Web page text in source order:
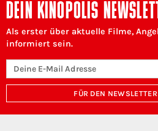
DEIN KINOPOLIS
Als erster über aktuelle Filme,
informiert sein.
FÜR DEN